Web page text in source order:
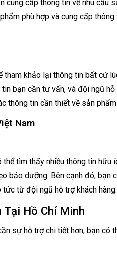
cung cấp thông tin về nhu cầu
phù hợp và cung cấp
tham khảo lại thông tin bất cứ
bạn cần tư vấn, và đội ngũ
thông tin cần thiết về sản
Nam
tìm thấy nhiều thông tin hữu
bảo dưỡng. Bên cạnh đó, bạn
từ đội ngũ hỗ trợ khách hàng.
Tại Hồ Chí Minh
sự hỗ trợ chi tiết hơn, bạn có